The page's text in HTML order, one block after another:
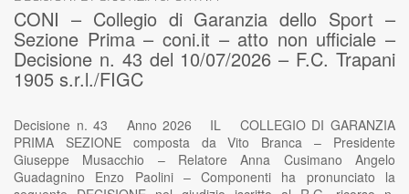
CONI – Collegio di Garanzia dello Sport –
Sezione Prima – coni.it – atto non ufficiale –
Decisione n. 43 del 10/07/2026 – F.C. Trapani
1905 s.r.l./FIGC
Decisione n. 43 Anno 2026 IL COLLEGIO DI GARANZIA
PRIMA SEZIONE composta da Vito Branca – Presidente
Giuseppe Musacchio – Relatore Anna Cusimano Angelo
Guadagnino Enzo Paolini – Componenti ha pronunciato la